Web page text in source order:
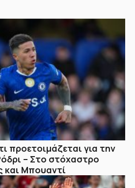
προετοιμάζεται για την
– Στο στόχαστρο
και Μπουαντί